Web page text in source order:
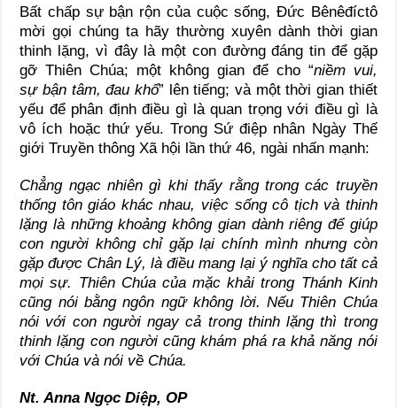
Bất chấp sự bận rộn của cuộc sống, Đức Bênêđíctô
mời gọi chúng ta hãy thường xuyên dành thời gian
thinh lặng, vì đây là một con đường đáng tin để gặp
gỡ Thiên Chúa; một không gian để cho “niềm vui,
sựbận tâm, đau khổ” lên tiếng; và một thời gian thiết
yếu để phân định điều gì là quan trọng với điều gì là
vô ích hoặc thứ yếu. Trong Sứ điệp nhân Ngày Thế
giới Truyền thông Xã hội lần thứ 46, ngài nhấn mạnh:
Chẳng ngạc nhiên gì khi thấy rằng trong các truyền
thống tôn giáo khác nhau, việc sống cô tịch và thinh
lặng là những khoảng không gian dành riêng để giúp
con người không chỉ gặp lại chính mình nhưng còn
gặp được Chân Lý, là điều mang lại ý nghĩa cho tất cả
mọi sự. Thiên Chúa của mặc khải trong Thánh Kinh
cũng nói bằng ngôn ngữ không lời. Nếu Thiên Chúa
nói với con người ngay cả trong thinh lặng thì trong
thinh lặng con người cũng khám phá ra khả năng nói
với Chúa và nói về Chúa.
Nt. Anna Ngọc Diệp, OP